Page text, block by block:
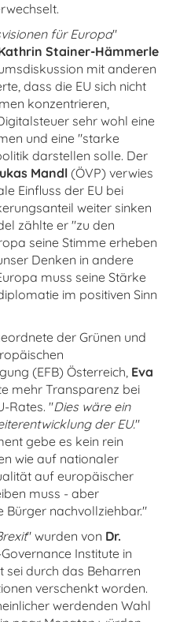
für Europa"
Stainer-Hämmerle
mit anderen
dass die EU sich nicht
konzentrieren,
sehr wohl eine
und eine "starke
darstellen solle. Der
Mandl(ÖVP) verwies
Einfluss der EU bei
weiter sinken
zählte er "zu den
seine Stimme erheben
Denken in andere
muss seine Stärke
im positiven Sinn
der Grünen und
(EFB) Österreich, Eva
mehr Transparenz bei
Rates. "Dies wäre ein
der EU."
gebe es kein rein
wie auf nationaler
auf europäischer
muss - aber
nachvollziehbar."
" wurden von Dr.
Institute in
sei durch das Beharren
verschenkt worden.
werdenden Wahl